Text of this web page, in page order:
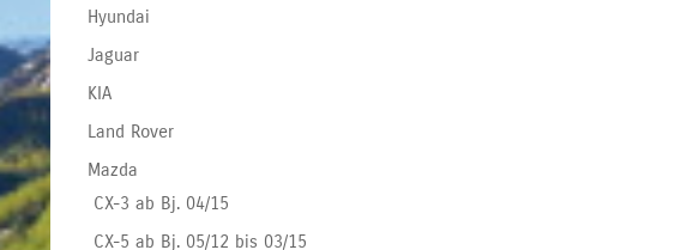
Hyundai
Jaguar
KIA
Land Rover
Mazda
CX-3 ab Bj. 04/15
CX-5 ab Bj. 05/12 bis 03/15